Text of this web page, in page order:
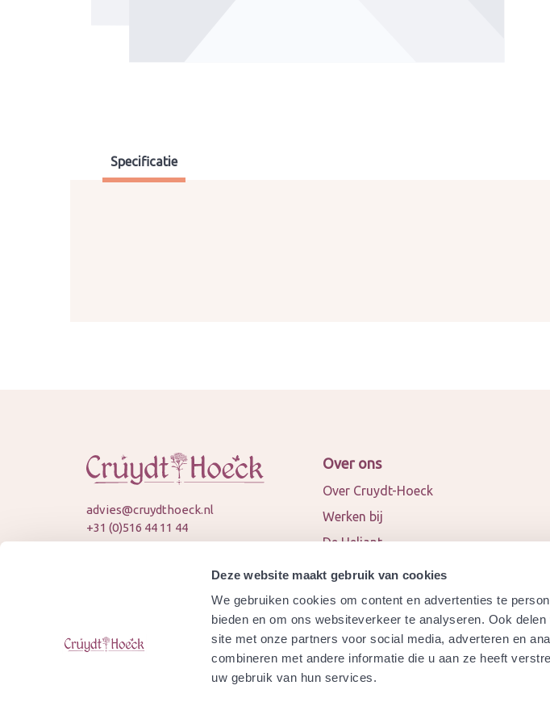
Deze website maakt gebruik van cookies
We gebruiken cookies om content en advertenties te
bieden en om ons websiteverkeer te analyseren. Ook
site met onze partners voor social media, adverteren en
combineren met andere informatie die u aan ze heeft
uw gebruik van hun services.
Specificatie
advies@cruydthoeck.nl
+31 (0)516 44 11 44
Over ons
Over Cruydt-Hoeck
Werken bij
De Heliant
Nieuws en blogs
Contact
Samenwerkingspartners
Agenda
Is Cruydt-Hoeck biologisch